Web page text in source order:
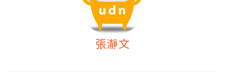
張瀞文